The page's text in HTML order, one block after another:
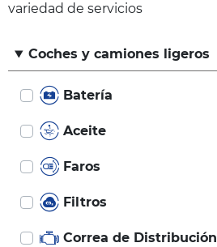
variedad de servicios
Coches y camiones ligeros
Batería
Aceite
Faros
Filtros
Correa de Distribución